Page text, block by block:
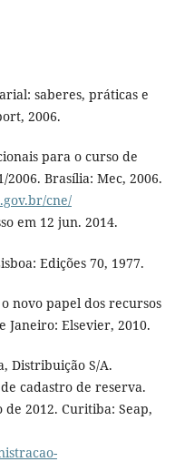
saberes, práticas e
2006.
para o curso de
2006. Brasília: Mec, 2006.
cne/
em 12 jun. 2014.
Edições 70, 1977.
novo papel dos recursos
Janeiro: Elsevier, 2010.
Distribuição S/A.
cadastro de reserva.
de 2012. Curitiba: Seap,